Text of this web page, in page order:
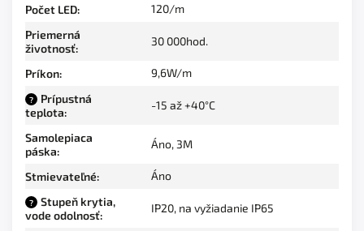
Počet LED:
120/m
Priemerná
životnosť:
30 000hod.
Príkon: 9,6W/m
?
Prípustná
teplota:
-15 až +40°C
Samolepiaca
páska:
Áno, 3M
Stmievateľné: Áno
?
Stupeň krytia,
vode odolnosť:
IP20, na vyžiadanie IP65